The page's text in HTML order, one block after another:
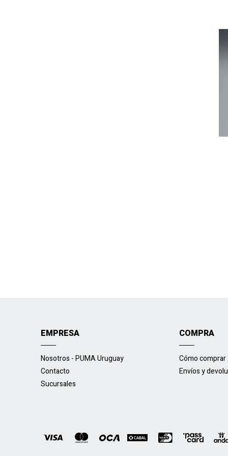
EMPRESA
Nosotros - PUMA Uruguay
Contacto
Sucursales
COMPRA
Cómo comprar
Envíos y